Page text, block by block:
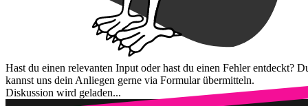
Hast du einen relevanten Input oder hast du einen Fehler entdeckt?
kannst uns dein Anliegen gerne via Formular übermitteln.
Diskussion wird geladen...